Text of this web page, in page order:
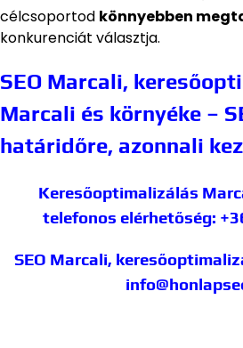
célcsoportod könnyebben
konkurenciát választja.
SEO Marcali,
Marcali és környéke –
határidőre, azonnali
Keresőoptimalizálás
telefonos elérhetőség:
SEO Marcali,